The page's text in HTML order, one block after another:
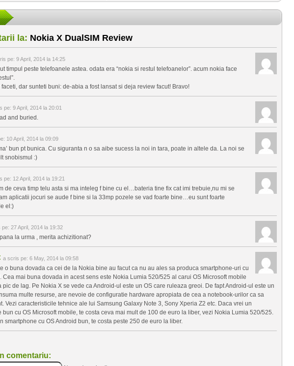
la: Nokia X DualSIM Review
pe: 9 April, 2014 la 14:25
timpul peste telefoanele astea. odata era “nokia si restul telefoanelor”. acum nokia face
dar sunteti buni: de-abia a fost lansat si deja review facut! Bravo!
pe: 9 April, 2014 la 20:01
and buried.
10 April, 2014 la 09:09
bun pt bunica. Cu siguranta n o sa aibe sucess la noi in tara, poate in altele da. La noi se
snobismul :)
pe: 12 April, 2014 la 19:21
de ceva timp telu asta si ma inteleg f bine cu el…bateria tine fix cat imi trebuie,nu mi se
aplicatii jocuri se aude f bine si la 33mp pozele se vad foarte bine…eu sunt foarte
el:)
pe: 27 April, 2014 la 19:32
la urma , merita achizitionat?
a scris pe: 6 May, 2014 la 09:58
o buna dovada ca cei de la Nokia bine au facut ca nu au ales sa produca smartphone-uri cu
Cea mai buna dovada in acest sens este Nokia Lumia 520/525 al carui OS Microsoft mobile
pic de lag. Pe Nokia X se vede ca Android-ul este un OS care ruleaza greoi. De fapt Android-ul este un
multe resurse, are nevoie de configuratie hardware apropiata de cea a notebook-urilor ca sa
Vezi caracteristicile tehnice ale lui Samsung Galaxy Note 3, Sony Xperia Z2 etc. Daca vrei un
bun cu OS Microsoft mobile, te costa ceva mai mult de 100 de euro la liber, vezi Nokia Lumia 520/525.
smartphone cu OS Android bun, te costa peste 250 de euro la liber.
comentariu: